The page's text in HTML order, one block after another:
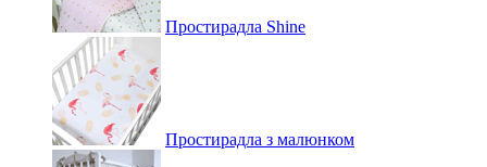
Простирадла Shine
Простирадла з малюнком